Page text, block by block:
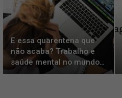
E essa quarentena que
não acaba? Trabalho e
saúde mental no mundo…